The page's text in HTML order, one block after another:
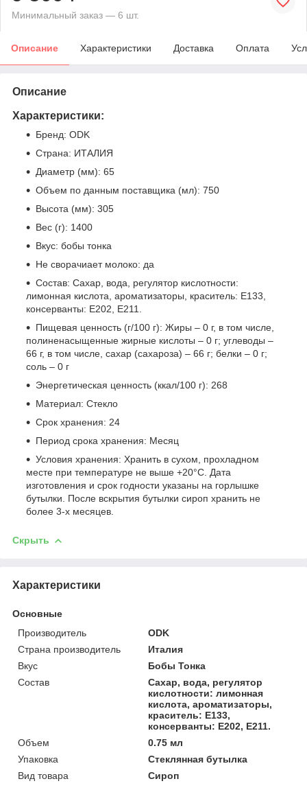
Минимальный заказ — 6 шт.
Описание Характеристики Доставка Оплата
Описание
Характеристики:
Бренд: ODK
Страна: ИТАЛИЯ
Диаметр (мм): 65
Объем по данным поставщика (мл): 750
Высота (мм): 305
Вес (г): 1400
Вкус: бобы тонка
Не сворачиает молоко: да
Состав: Сахар, вода, регулятор кислотности:
лимонная кислота, ароматизаторы, краситель: Е133,
консерванты: Е202, Е211.
Пищевая ценность (г/100 г): Жиры – 0 г, в том числе,
полиненасыщенные жирные кислоты – 0 г; углеводы –
66 г, в том числе, сахар (сахароза) – 66 г; белки – 0 г;
соль – 0 г
Энергетическая ценность (ккал/100 г): 268
Материал: Стекло
Срок хранения: 24
Период срока хранения: Месяц
Условия хранения: Хранить в сухом, прохладном
месте при температуре не выше +20°C. Дата
изготовления и срок годности указаны на горлышке
бутылки. После вскрытия бутылки сироп хранить не
более 3-х месяцев.
Скрыть
Характеристики
Основные
Производитель
ODK
Страна производитель
Италия
Вкус
Бобы Тонка
Состав
Сахар, вода, регулятор
кислотности: лимонная
кислота, ароматизаторы,
краситель: Е133,
консерванты: Е202, Е211.
Объем
0.75 мл
Упаковка
Стеклянная бутылка
Вид товара
Сироп